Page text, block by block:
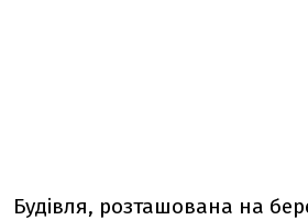
Будівля, розташована на